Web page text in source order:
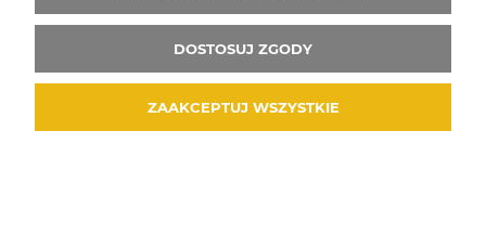
Dołącz do nas:
DOSTOSUJ ZGODY
ZAAKCEPTUJ WSZYSTKIE